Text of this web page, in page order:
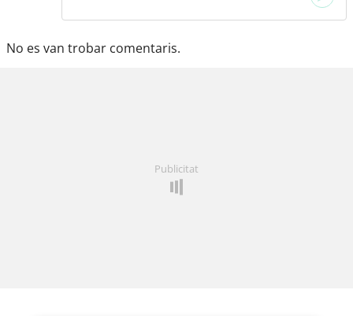
No es van trobar comentaris.
Publicitat